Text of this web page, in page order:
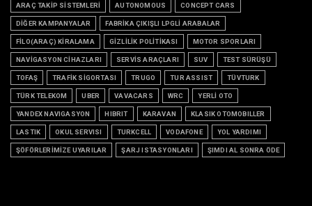
ARAÇ TAKİP SİSTEMLERİ AUTONOMOUS CONCEPT CARS
DİĞER KAMPANYALAR FABRİKA ÇIKIŞLI LPGLİ ARABALAR
FİLO(ARAÇ) KİRALAMA GİZLİLİK POLİTİKASI MOTOR SPORLARI
NAVİGASYON CİHAZLARI SERVİS ARAÇLARI SUV TEST SÜRÜŞÜ
TOFAŞ TRAFİK SİGORTASI TRUGO TUR ASSIST TÜVTURK
TÜRK TELEKOM UBER VAVACARS WRC YERLİ OTO
YANDEX NAVIGASYON HIBRIT KARAVAN KLASIK OTOMOBILLER
LASTIK OKUL SERVISI TURKCELL VODAFONE YOL YARDIMI
ŞÖFÖRLERİMİZE UYARILAR ŞARJ ISTASYONLARI ŞIMDI AL SONRA ÖDE